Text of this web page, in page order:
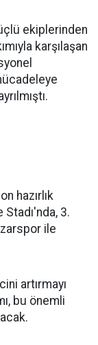
ekiplerinden
karşılaşan
hazırlık
3.
ile
artırmayı
bu önemli